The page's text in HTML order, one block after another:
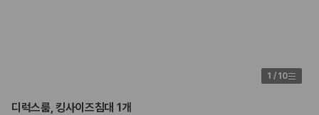
제주렌트카 최저가는 차량 기본요금만으로 판단하기 어렵습니다. 보험 포
함 여부, 면책금, 보상 한도, 옵션 비용, 취소 수수료를 함께 확인해야 실제
로 저렴한 차량을 고를 수 있습니다.
1 / 10
디럭스룸, 킹사이즈침대 1개